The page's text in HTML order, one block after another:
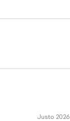
Justo 2026